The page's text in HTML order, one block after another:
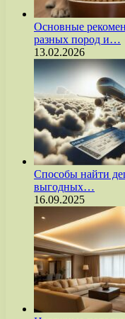
Основные
разных пород и…
13.02.2026
Способы найти
выгодных…
16.09.2025